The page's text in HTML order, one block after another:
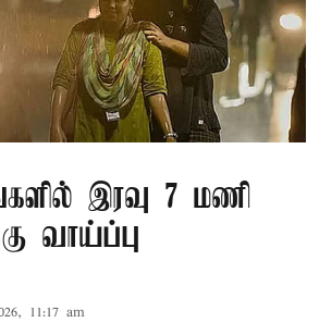
இரவு 7 மணி
வாய்ப்பு
11:17 am